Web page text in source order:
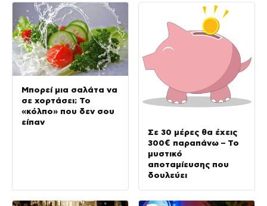
Μπορεί μια σαλάτα να
σε χορτάσει; Το
«κόλπο» που δεν σου
είπαν
Σε 30 μέρες θα έχεις
300€ παραπάνω – Το
μυστικό
αποταμίευσης που
δουλεύει